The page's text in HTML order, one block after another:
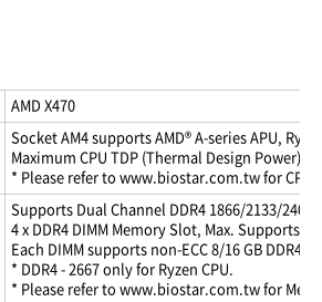
AMD X470
Socket AM4 supports AMD® A-series APU,
Maximum CPU TDP (Thermal Design Power):
* Please refer to www.biostar.com.tw for CPU
Supports Dual Channel DDR4 1866/2133/2400/
4 x DDR4 DIMM Memory Slot, Max. Supports
Each DIMM supports non-ECC 8/16 GB DDR4
* DDR4 - 2667 only for Ryzen CPU.
* Please refer to www.biostar.com.tw for